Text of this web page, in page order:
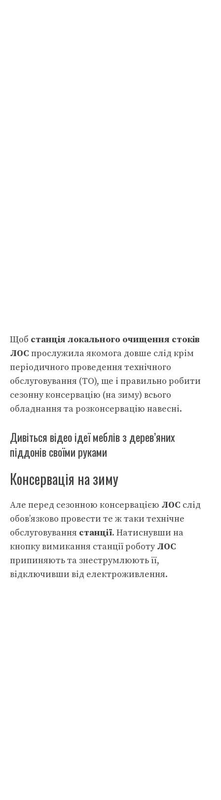
Щоб станція локального очищення стоків
ЛОС прослужила якомога довше слід крім
періодичного проведення технічного
обслуговування (ТО), ще і правильно робити
сезонну консервацію (на зиму) всього
обладнання та розконсервацію навесні.
Дивіться відео ідеї меблів з дерев’яних
піддонів своїми руками
Консервація на зиму
Але перед сезонною консервацією ЛОС слід
обов’язково провести те ж таки технічне
обслуговування станції. Натиснувши на
кнопку вимикання станції роботуЛОС
припиняють та знеструмлюють її,
відключивши від електроживлення.